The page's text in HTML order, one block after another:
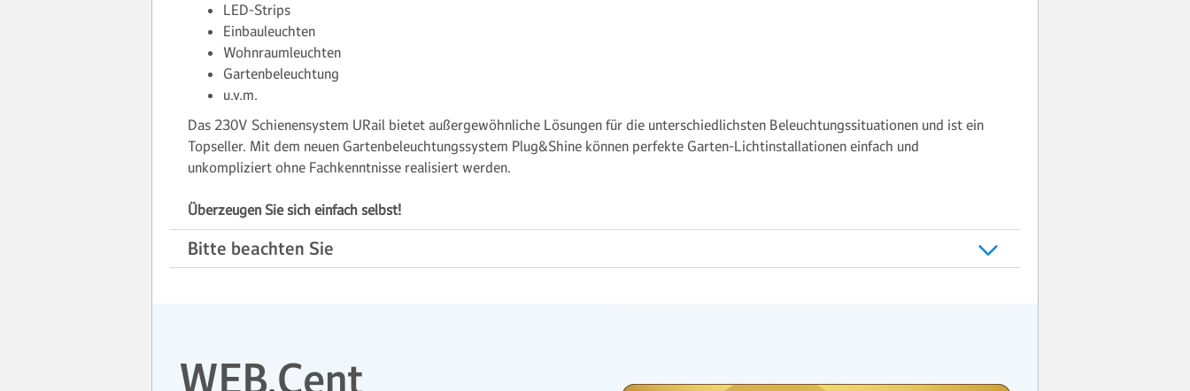
LED-Strips
Einbauleuchten
Wohnraumleuchten
Gartenbeleuchtung
u.v.m.
Das 230V Schienensystem URail bietet außergewöhnliche Lösungen für die unterschiedlichsten Beleuchtungssituationen und ist ein
Topseller. Mit dem neuen Gartenbeleuchtungssystem Plug&Shine können perfekte Garten-Lichtinstallationen einfach und
unkompliziert ohne Fachkenntnisse realisiert werden.
Überzeugen Sie sich einfach selbst!
Bitte beachten Sie
WEB.Cent